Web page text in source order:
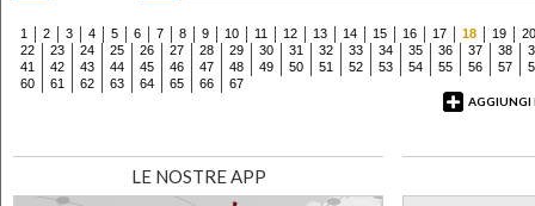
1 2 3 4 5 6 7 8 9 10 11 12 13 14 15 16 17 18 19
20
22
23 24 25 26 27 28 29 30 31 32 33 34 35 36 37 38
41
42 43 44 45 46 47 48 49 50 51 52 53 54 55 56 57
60
61 62 63 64 65 66
67
AGGIUNGI
LE NOSTRE APP